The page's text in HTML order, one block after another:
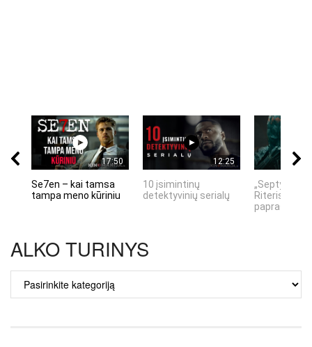
17:50
Se7en – kai tamsa
tampa meno kūriniu
12:25
10 įsimintinų
detektyvinių serialų
„Septynių
Riteris" – kai
ALKO TURINYS
ALKO
TURINYS